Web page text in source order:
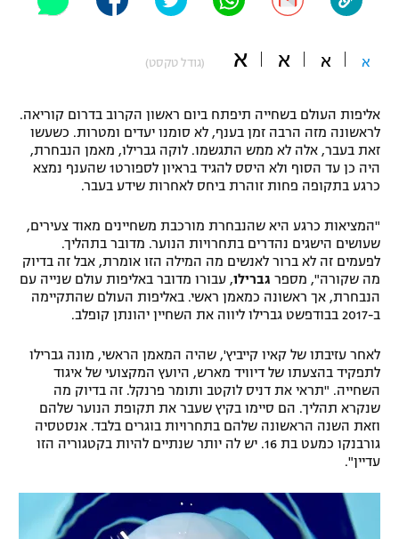
תקנון משתתפים וזוכים בפרסים
תקנון עבור פעילות אלקטרה
תקנון עבור פעילות ספורט 1 – "מרלן"
טניס
תנאי שימוש
תקנון פעילות ספורט 1
רשיון להקרנה פומבית לבית עסק
הצטרפות לחבילת הערוצים
לוח דרושים – ג'ובנט
כדורמים
פוטבול אמריקאי NFL
ספורט אתגרי ואקסטרים
אומנויות לחימה
א א א א (גודל טקסט)
אליפות העולם בשחייה תיפתח ביום ראשון הקרוב בדרום קוריאה.
לראשונה מזה הרבה זמן בענף, לא סומנו יעדים ומטרות. כשעשו
זאת בעבר, אלה לא ממש התגשמו. לוקה גברילו, מאמן הנבחרת,
היה כן עד הסוף ולא היסס להגיד בראיון לספורט1 שהענף נמצא
כרגע בתקופה פחות זוהרת ביחס לאחרות שידע בעבר.
"המציאות כרגע היא שהנבחרת מורכבת משחיינים מאוד צעירים,
שעושים הישגים נהדרים בתחרויות הנוער. מדובר בתהליך.
לפעמים זה לא ברור לאנשים מה המילה הזו אומרת, אבל זה בדיוק
מה שקורה", מספר גברילו, עבורו מדובר באליפות עולם שנייה עם
הנבחרת, אך ראשונה כמאמן ראשי. באליפות העולם שהתקיימה
ב-2017 בבודפשט גברילו ליווה את השחיין יהונתן קופלב.
לאחר עזיבתו של קאיו קייביץ', שהיה המאמן הראשי, מונה גברילו
לתפקיד בהצעתו של דיוויד מארש, היועץ המקצועי של איגוד
השחייה. "תראי את דניס לוקטב ותומר פרנקל. זה בדיוק מה
שנקרא תהליך. הם סיימו בקיץ שעבר את תקופת הנוער שלהם
וזאת השנה הראשונה שלהם בתחרויות בוגרים בלבד. אנסטסיה
גורבנקו כמעט בת 16. יש לה יותר שנתיים להיות בקטגוריה הזו
עדיין".